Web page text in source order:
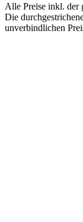
Alle Preise inkl. der
Die
unverbindlichen